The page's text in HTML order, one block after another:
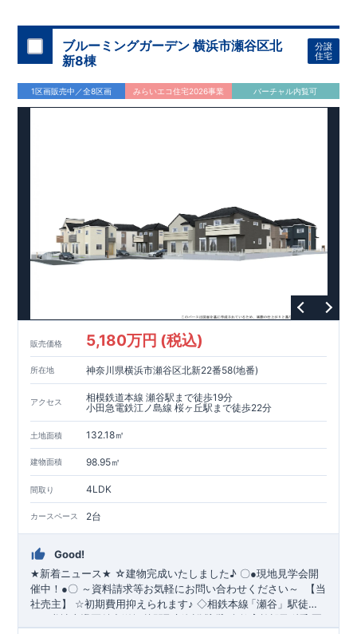
・設計、施工、営業が互いに協力しあい、最良のプランを提供
いたします。
・不要な中間マージンを抑えることで、コストダウンに努めて
います。
・設計住宅性能評価：建物設計段階で、国が認めた第三者機関
が評価しています。
・建設住宅性能評価：評価を受けた図面通りに施工されている
か、建設までに、計4回のチェックが行われます。
・長期優良住宅とは、｢良い家を作って、きちんと手入れをし
て、長く大切に使う｣ことを目的とした認定制度。住宅ローン減
税、固定資産税などの税制優遇を受けられるだけでなく、中古
市場でも、長期優良住宅が有利に働きます。
【充実のアフターサポート】
・東栄住宅では、お引渡し後最大10回の無料定期点検と、60年
間の品質保証を実施。お引渡しからが本当のお付き合いだと考
え、アフターサービスを外部の業者に委託せず、東栄住宅グル
ープ「東栄ホームサービス株式会社」にて責任をもって対応い
たします。
ブルーミングガーデン 横浜市瀬谷区北
新8棟
分譲
住宅
1区画販売中／全8区画 みらいエコ住宅2026事業 バーチャル内覧可
販売価格 5,180万円 (税込)
所在地 神奈川県横浜市瀬谷区北新22番58(地番)
アクセス
相模鉄道本線 瀬谷駅まで徒歩19分
小田急電鉄江ノ島線 桜ヶ丘駅まで徒歩22分
土地面積 132.18㎡
建物面積 98.95㎡
間取り 4LDK
カースペース 2台
Good!
★新着ニュース ★ ☆建物完成いたしました♪ 〇●現地見学会開
催中！ ●〇 ～資料請求等お気軽にお問い合わせください～
【当
社売主】
☆初期費用抑えられます♪ ◇相鉄本線「瀬谷 」駅徒歩
１９分♪​ ◇全区画３９坪越えの新規分譲地
◇教育施設が徒歩圏
当社自慢の魅力溢れる間取り & 設備 暮らしやすく長く愛さ